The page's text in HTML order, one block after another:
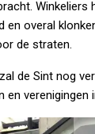
Winkeliers
en overal
de straten.
de Sint nog
en verenigingen